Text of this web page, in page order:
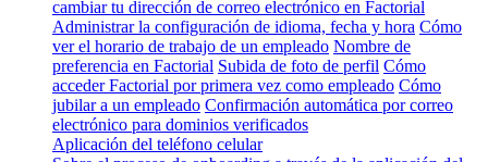
cambiar tu dirección de correo electrónico en Factorial
Administrar la configuración de idioma, fecha y hora Cómo
ver el horario de trabajo de un empleado Nombre de
preferencia en Factorial Subida de foto de perfil Cómo
acceder Factorial por primera vez como empleado Cómo
jubilar a un empleado Confirmación automática por correo
electrónico para dominios verificados
Aplicación del teléfono celular